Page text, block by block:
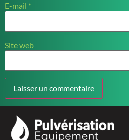
E-mail *
Site web